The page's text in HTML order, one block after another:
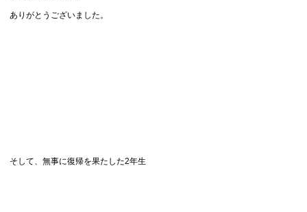
ありがとうございました。
そして、無事に復帰を果たした2年生